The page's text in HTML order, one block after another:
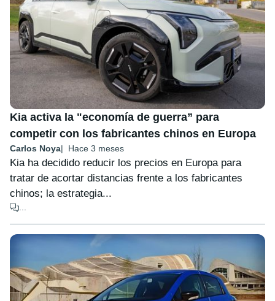
Kia activa la "economía de guerra” para
competir con los fabricantes chinos en Europa
Carlos Noya Hace 3 meses
Kia ha decidido reducir los precios en Europa para
tratar de acortar distancias frente a los fabricantes
chinos; la estrategia...
...